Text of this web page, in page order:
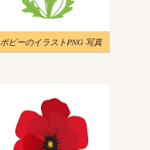
ポピーのイラストPNG 写真